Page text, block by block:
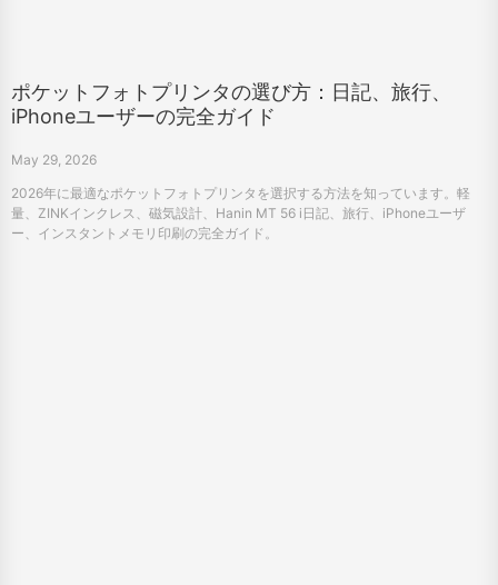
ポケットフォトプリンタの選び方：日記、旅行、
iPhoneユーザーの完全ガイド
May 29, 2026
2026年に最適なポケットフォトプリンタを選択する方法を知っています。軽
量、ZINKインクレス、磁気設計、Hanin MT 56 i日記、旅行、iPhoneユーザ
ー、インスタントメモリ印刷の完全ガイド。